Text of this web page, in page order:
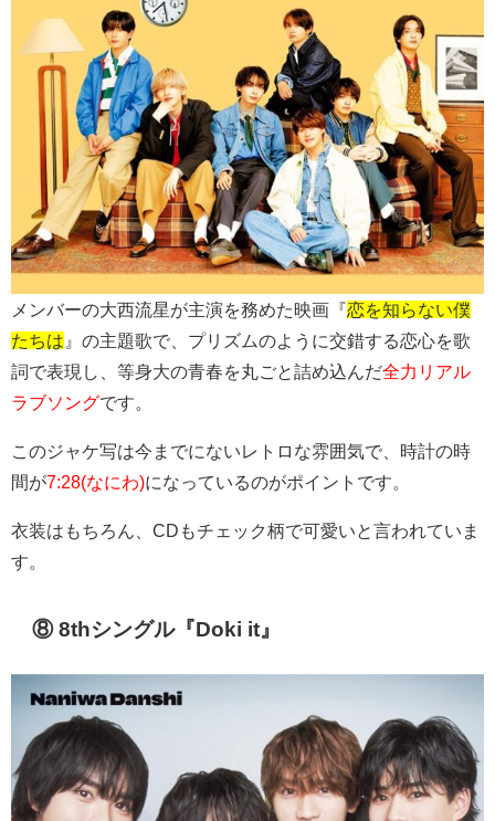
メンバーの大西流星が主演を務めた映画『恋を知らない僕
たちは 』の主題歌で、プリズムのように交錯する恋心を歌
詞で表現し、等身大の青春を丸ごと詰め込んだ全力リアル
ラブソングです。
このジャケ写は今までにないレトロな雰囲気で、時計の時
間が7:28(なにわ)になっているのがポイントです。
衣装はもちろん、CDもチェック柄で可愛いと言われていま
す。
⑧ 8thシングル『Doki it』